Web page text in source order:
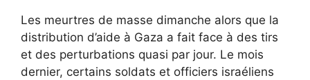
Les meurtres de masse dimanche alors que la
distribution d’aide à Gaza a fait face à des tirs
et des perturbations quasi par jour. Le mois
dernier, certains soldats et officiers israéliens